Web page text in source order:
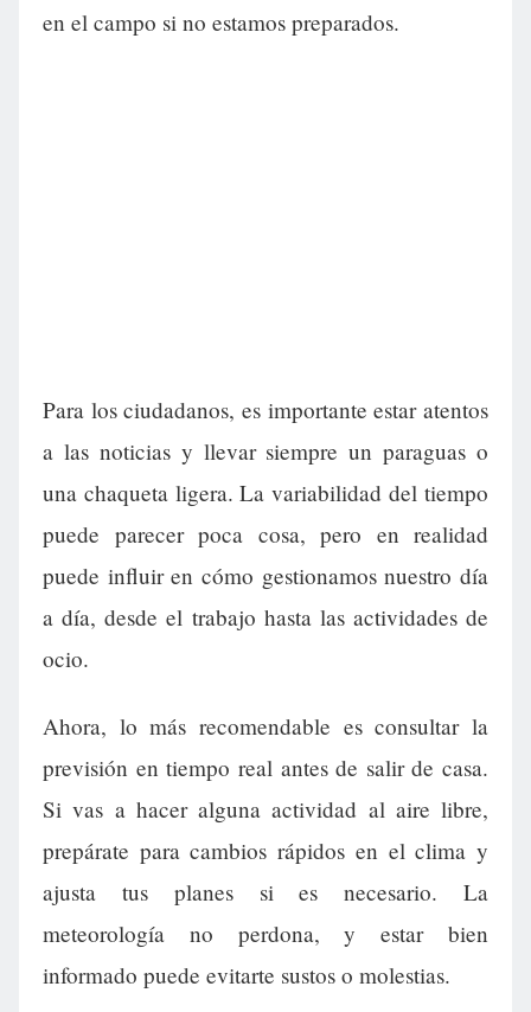
en el campo si no estamos preparados.
Para los ciudadanos, es importante estar atentos
a las noticias y llevar siempre un paraguas o
una chaqueta ligera. La variabilidad del tiempo
puede parecer poca cosa, pero en realidad
puede influir en cómo gestionamos nuestro día
a día, desde el trabajo hasta las actividades de
ocio.
Ahora, lo más recomendable es consultar la
previsión en tiempo real antes de salir de casa.
Si vas a hacer alguna actividad al aire libre,
prepárate para cambios rápidos en el clima y
ajusta tus planes si es necesario. La
meteorología no perdona, y estar bien
informado puede evitarte sustos o molestias.